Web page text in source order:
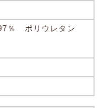
％ ポリウレタン